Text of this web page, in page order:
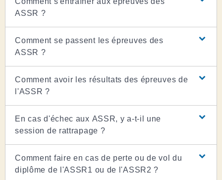
ASSR ?
Comment se passent les épreuves des
ASSR ?
Comment avoir les résultats des épreuves de
l'ASSR ?
En cas d'échec aux ASSR, y a-t-il une
session de rattrapage ?
Comment faire en cas de perte ou de vol du
diplôme de l'ASSR1 ou de l'ASSR2 ?